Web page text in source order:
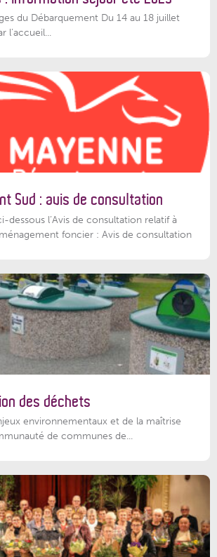
du Débarquement Du 14 au 18 juillet
l’accueil...
Sud : avis de consultation
dessous l’Avis de consultation relatif à
foncier : Avis de consultation
des déchets
environnementaux et de la maîtrise
de communes de...